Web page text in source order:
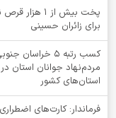
پخت بیش از
برای زائران حسینی
کسب رتبه ۵
مردم‌نهاد جوانان استان
استان‌های کشور
فرماندار: کارت‌های